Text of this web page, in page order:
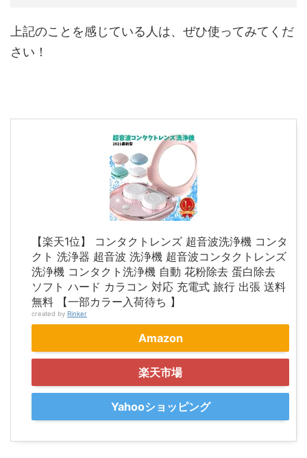
上記のことを感じている人は、ぜひ使ってみてくだ
さい！
【楽天1位】 コンタクトレンズ 超音波洗浄機 コンタ
クト 洗浄器 超音波 洗浄機 超音波コンタクトレンズ
洗浄機 コンタクト洗浄機 自動 花粉除去 蛋白除去
ソフト ハード カラコン 対応 充電式 旅行 出張 送料
無料 【一部カラー入荷待ち 】
created by Rinker
Amazon
楽天市場
Yahooショッピング